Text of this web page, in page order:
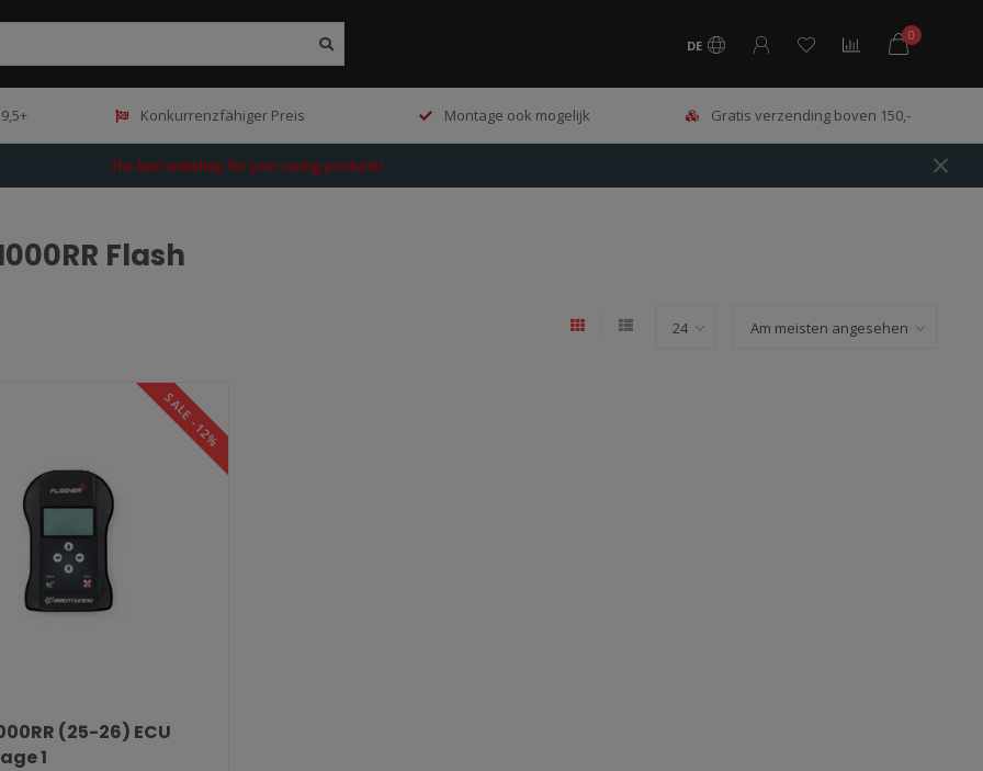
DE
0
Konkurrenzfähiger Preis Montage ook mogelijk Gratis verzending boven 150,-
The best webshop for your racing products!
Flash
SALE -12%
(25-26) ECU
1